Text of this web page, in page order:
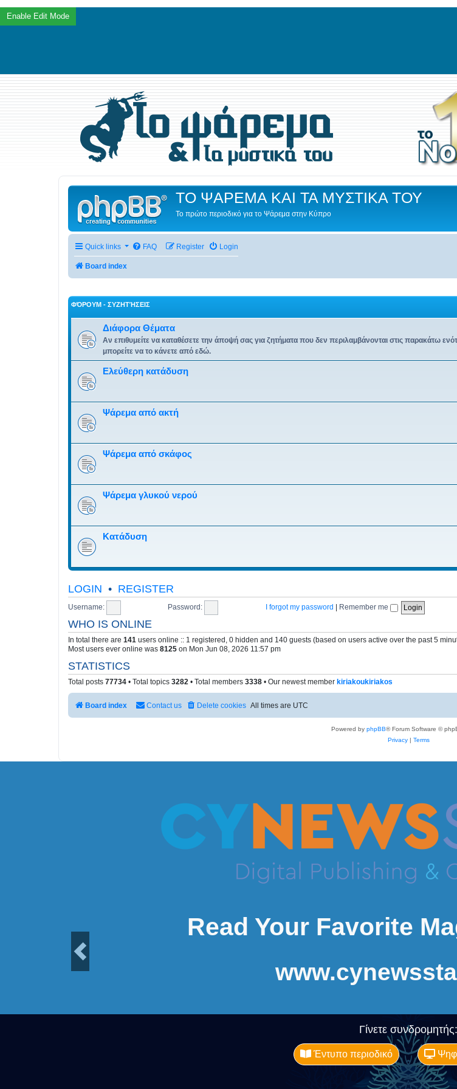
ΤΟ ΨΑΡΕΜΑ ΚΑΙ ΤΑ ΜΥΣΤΙΚΑ ΤΟΥ
Το πρώτο περιοδικό για το Ψάρεμα στην Κύπρο
Quick links FAQ Login
Register
Board index
ΦΌΡΟΥΜ - ΣΥΖΗΤΉΣΕΙΣ
Διάφορα Θέματα
Αν επιθυμείτε να καταθέσετε την άποψή σας για ζητήματα που δεν περιλαμβάνονται στις παρακάτω
μπορείτε να το κάνετε από εδώ.
Ελεύθερη κατάδυση
Ψάρεμα από ακτή
Ψάρεμα από σκάφος
Ψάρεμα γλυκού νερού
Κατάδυση
LOGIN • REGISTER
Username: Password: I forgot my password Remember me
WHO IS ONLINE
In total there are 141 users online :: 1 registered, 0 hidden and 140 guests (based on users active over the past 5
Most users ever online was 8125 on Mon Jun 08, 2026 11:57 pm
STATISTICS
Total posts 77734 • Total topics 3282 • Total members 3338 • Our newest member kiriakoukiriakos
Board index All times are UTC
Delete cookies
Contact us
Powered by phpBB® Forum Software ©
Privacy| Terms
Read Your Favorite
Γίνετε συνδρομητής:
Έντυπο περιοδικό